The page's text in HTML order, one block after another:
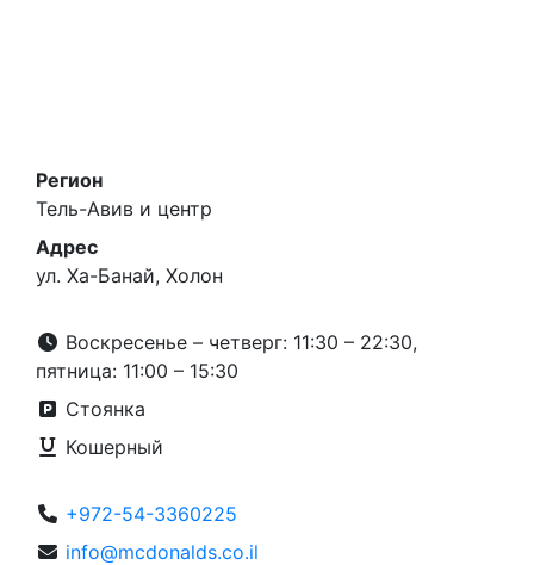
Регион
Тель-Авив и центр
Адрес
ул. Ха-Банай, Холон
Воскресенье – четверг: 11:30 – 22:30,
пятница: 11:00 – 15:30
Стоянка
Кошерный
+972-54-3360225
info@mcdonalds.co.il